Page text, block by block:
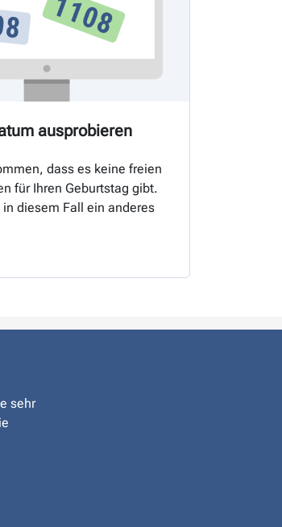
ausprobieren
dass es keine freien
für Ihren Geburtstag gibt.
in diesem Fall ein anderes
sehr